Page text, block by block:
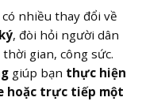
nhiều thay đổi về
, đòi hỏi người dân
gian, công sức.
giúp bạn thực hiện
hoặc trực tiếp một